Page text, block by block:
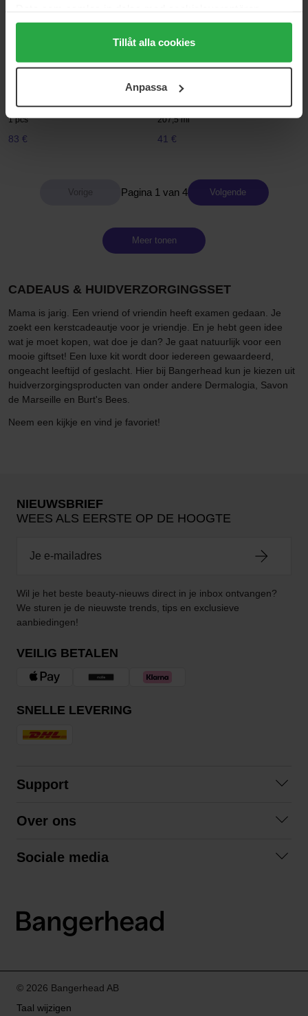
Genom att trycka på "Tillåt alla cookies" accepterar du
alla cookies, medan du under "Detaljer" kan anpassa
användningen av cookies. Du kan när som helst återkalla
samt vår Integritetspolicy.
Tillåt alla cookies
Anpassa
300 ml 900 ml
80 €
Skin Changing Body Essentials
Gift Set
1 pcs
83 €
Bluebell & Wild Strawberry
Travel Gift Set
207,5 ml
41 €
Pagina 1 van 4 Volgende
Meer tonen
CADEAUS & HUIDVERZORGINGSSET
Mama is jarig. Een vriend of vriendin heeft examen gedaan. Je
zoekt een kerstcadeautje voor je vriendje. En je hebt geen idee
wat je moet kopen, wat doe je dan? Je gaat natuurlijk voor een
mooie giftset! Een luxe kit wordt door iedereen gewaardeerd,
ongeacht leeftijd of geslacht. Hier bij Bangerhead kun je kiezen uit
huidverzorgingsproducten van onder andere Dermalogia, Savon
de Marseille en Burt's Bees.
Neem een kijkje en vind je favoriet!
NIEUWSBRIEF
WEES ALS EERSTE OP DE HOOGTE
Wil je het beste beauty-nieuws direct in je inbox ontvangen?
We sturen je de nieuwste trends, tips en exclusieve
aanbiedingen!
VEILIG BETALEN
SNELLE LEVERING
Support
Algemene voorwaarden
Over ons
Sociale media
LinkedIn
© 2026 Bangerhead AB
Taal wijzigen